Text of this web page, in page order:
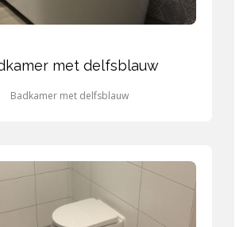
met delfsblauw
Badkamer met delfsblauw